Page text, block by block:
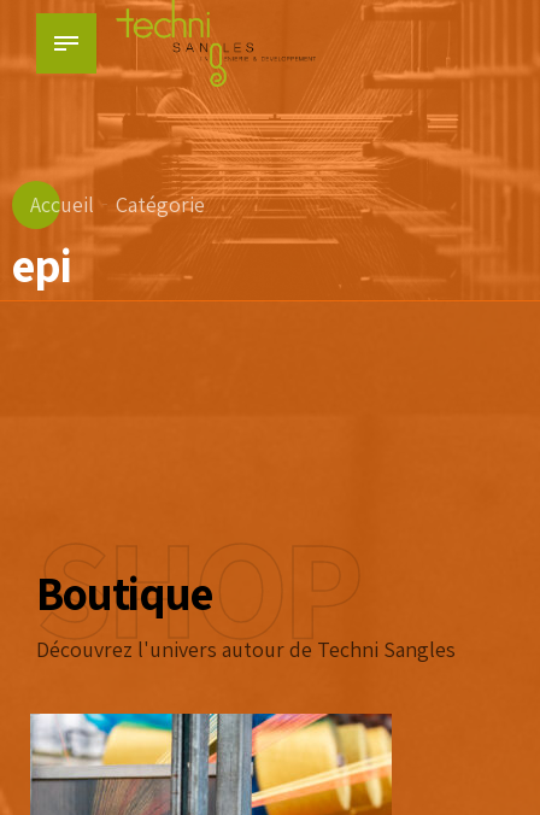
Accueil Catégorie
epi
Boutique
SHOP
Découvrez l'univers autour de Techni Sangles